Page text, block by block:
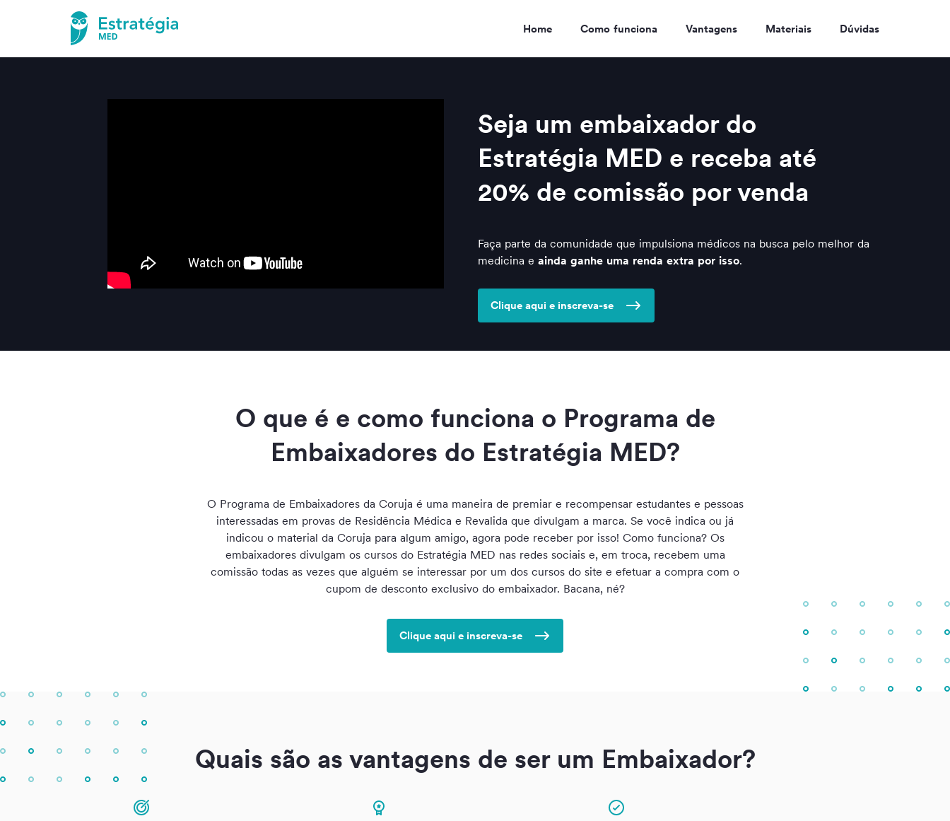
Home Como funciona Vantagens Materiais Dúvidas
Seja um embaixador do
Estratégia MED e receba até
20% de comissão por venda
Faça parte da comunidade que impulsiona médicos na busca pelo melhor da
medicina e ainda ganhe uma renda extra por isso.
Clique aqui e inscreva-se
O que é e como funciona o Programa de
Embaixadores do Estratégia MED?
O Programa de Embaixadores da Coruja é uma maneira de premiar e recompensar estudantes e pessoas
interessadas em provas de Residência Médica e Revalida que divulgam a marca. Se você indica ou já
indicou o material da Coruja para algum amigo, agora pode receber por isso! Como funciona? Os
embaixadores divulgam os cursos do Estratégia MED nas redes sociais e, em troca, recebem uma
comissão todas as vezes que alguém se interessar por um dos cursos do site e efetuar a compra com o
cupom de desconto exclusivo do embaixador. Bacana, né?
Clique aqui e inscreva-se
Quais são as vantagens de ser um Embaixador?